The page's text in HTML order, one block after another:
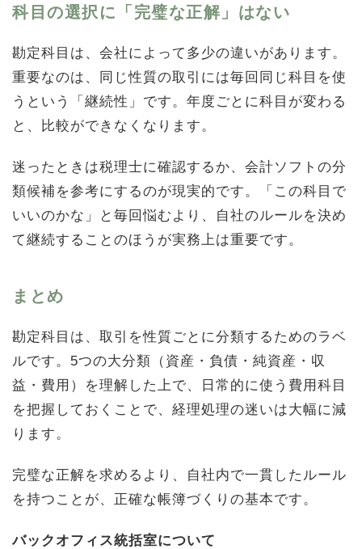
科目の選択に「完璧な正解」はない
勘定科目は、会社によって多少の違いがあります。
重要なのは、同じ性質の取引には毎回同じ科目を使
うという「継続性」です。年度ごとに科目が変わる
と、比較ができなくなります。
迷ったときは税理士に確認するか、会計ソフトの分
類候補を参考にするのが現実的です。「この科目で
いいのかな」と毎回悩むより、自社のルールを決め
て継続することのほうが実務上は重要です。
まとめ
勘定科目は、取引を性質ごとに分類するためのラベ
ルです。5つの大分類（資産・負債・純資産・収
益・費用）を理解した上で、日常的に使う費用科目
を把握しておくことで、経理処理の迷いは大幅に減
ります。
完璧な正解を求めるより、自社内で一貫したルール
を持つことが、正確な帳簿づくりの基本です。
バックオフィス統括室について